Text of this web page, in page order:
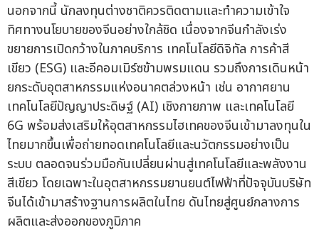
นอกจากนี้ นักลงทุนต่างชาติควรติดตามและทำความเข้าใจ
ทิศทางนโยบายของจีนอย่างใกล้ชิด เนื่องจากจีนกำลังเร่ง
ขยายการเปิดกว้างในภาคบริการ เทคโนโลยีดิจิทัล การค้าสี
เขียว (ESG) และอีคอมเมิร์ซข้ามพรมแดน รวมถึงการเดินหน้า
ยกระดับอุตสาหกรรมแห่งอนาคตล่วงหน้า เช่น อากาศยาน
เทคโนโลยีปัญญาประดิษฐ์ (AI) เชิงกายภาพ และเทคโนโลยี
6G พร้อมส่งเสริมให้อุตสาหกรรมไฮเทคของจีนเข้ามาลงทุนใน
ไทยมากขึ้นเพื่อถ่ายทอดเทคโนโลยีและนวัตกรรมอย่างเป็น
ระบบ ตลอดจนร่วมมือกันเปลี่ยนผ่านสู่เทคโนโลยีและพลังงาน
สีเขียว โดยเฉพาะในอุตสาหกรรมยานยนต์ไฟฟ้าที่ปัจจุบันบริษัท
จีนได้เข้ามาสร้างฐานการผลิตในไทย ดันไทยสู่ศูนย์กลางการ
ผลิตและส่งออกของภูมิภาค